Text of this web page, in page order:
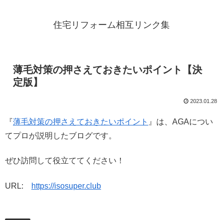
住宅リフォーム相互リンク集
薄毛対策の押さえておきたいポイント【決
定版】
2023.01.28
『薄毛対策の押さえておきたいポイント 』は、AGAについ
てプロが説明したブログです。
ぜひ訪問して役立ててください！
URL: https://isosuper.club